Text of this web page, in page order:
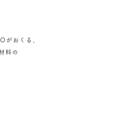
がおくる、
料の